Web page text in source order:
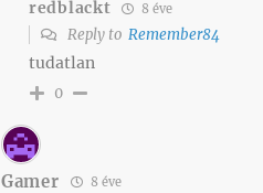
redblackt 8 éve
Reply to Remember84
tudatlan
0
Gamer 8 éve